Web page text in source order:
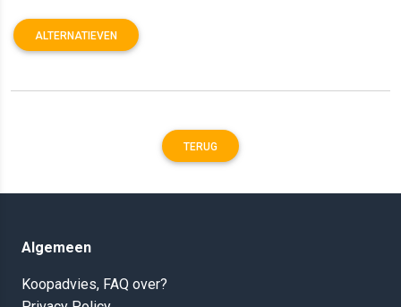
ALTERNATIEVEN
TERUG
Algemeen
Koopadvies, FAQ over?